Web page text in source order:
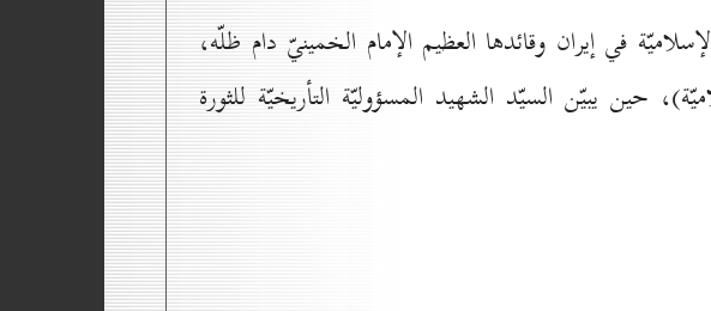
في إيران وقائدها العظيم الإمام الخمينيّ دام ظلّه،
يبيّن السيّد الشهيد المسؤوليّة التأريخيّة للثورة